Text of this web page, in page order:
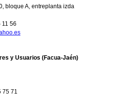
bloque A, entreplanta izda
11 56
y Usuarios (Facua-Jaén)
75 71